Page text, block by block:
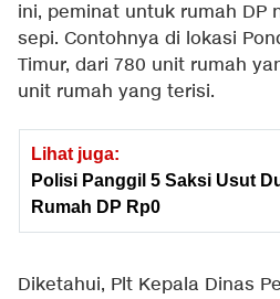
ini, peminat untuk rumah DP
sepi. Contohnya di lokasi
Timur, dari 780 unit rumah
unit rumah yang terisi.
Lihat juga:
Polisi Panggil 5 Saksi Usut
Rumah DP Rp0
Diketahui, Plt Kepala Dinas